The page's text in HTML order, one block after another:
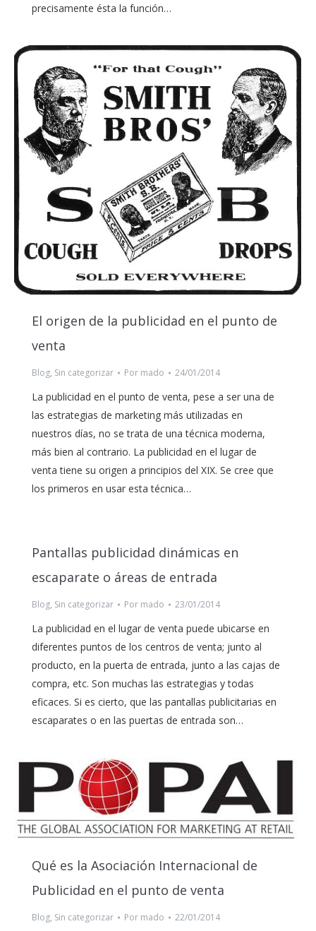
precisamente ésta la función…
El origen de la publicidad en el punto de
venta
Blog, Sin categorizar Por mado 24/01/2014
La publicidad en el punto de venta, pese a ser una de
las estrategias de marketing más utilizadas en
nuestros días, no se trata de una técnica moderna,
más bien al contrario. La publicidad en el lugar de
venta tiene su origen a principios del XIX. Se cree que
los primeros en usar esta técnica…
Pantallas publicidad dinámicas en
escaparate o áreas de entrada
Blog, Sin categorizar Por mado 23/01/2014
La publicidad en el lugar de venta puede ubicarse en
diferentes puntos de los centros de venta; junto al
producto, en la puerta de entrada, junto a las cajas de
compra, etc. Son muchas las estrategias y todas
eficaces. Si es cierto, que las pantallas publicitarias en
escaparates o en las puertas de entrada son…
Qué es la Asociación Internacional de
Publicidad en el punto de venta
Blog, Sin categorizar Por mado 22/01/2014